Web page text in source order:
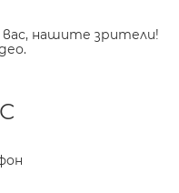
нашите зрители!